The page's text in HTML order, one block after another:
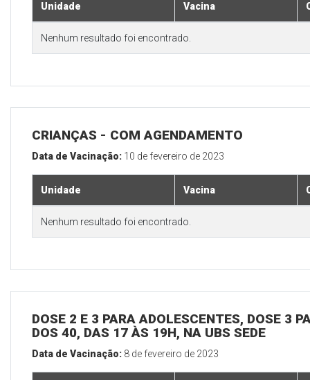
Unidade Vacina
Nenhum resultado foi encontrado.
CRIANÇAS - COM AGENDAMENTO
Data de Vacinação: 10 de fevereiro de 2023
Unidade Vacina
Nenhum resultado foi encontrado.
DOSE 2 E 3 PARA ADOLESCENTES, DOSE 3
DOS 40, DAS 17 ÀS 19H, NA UBS SEDE
Data de Vacinação: 8 de fevereiro de 2023